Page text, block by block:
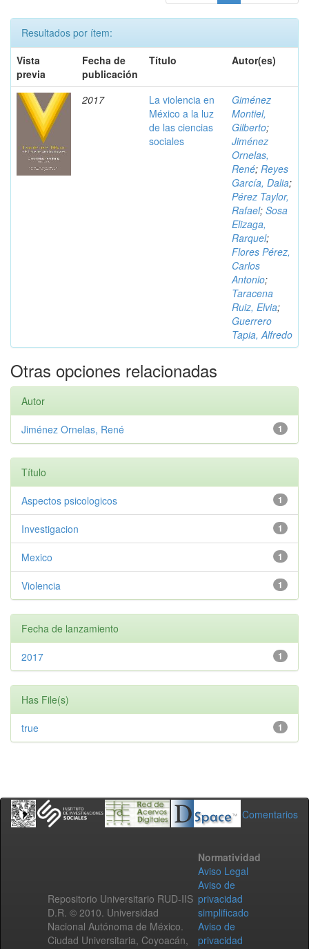
Resultados por ítem:
Vista
previa
Fecha de
publicación
Título Autor(es)
2017
La violencia en
México a la luz
de las ciencias
sociales
Giménez
Montiel,
Gilberto;
Jiménez
Ornelas,
René; Reyes
García, Dalia;
Pérez Taylor,
Rafael; Sosa
Elizaga,
Rarquel;
Flores Pérez,
Carlos
Antonio;
Taracena
Ruiz, Elvia;
Guerrero
Tapia, Alfredo
Otras opciones relacionadas
Autor
1
Jiménez Ornelas, René
Título
1
Aspectos psicologicos
1
Investigacion
1
Mexico
1
Violencia
Fecha de lanzamiento
1
2017
Has File(s)
1
true
Comentarios
Repositorio Universitario RUD-IIS
D.R. © 2010. Universidad
Nacional Autónoma de México.
Ciudad Universitaria, Coyoacán,
Normatividad
Aviso Legal
Aviso de
privacidad
simplificado
Aviso de
privacidad